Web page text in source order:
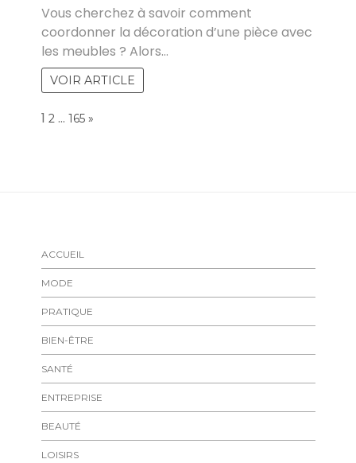
Vous cherchez à savoir comment
coordonner la décoration d’une pièce avec
les meubles ? Alors…
VOIR ARTICLE
Page:
1 2 … 165 NEXT
»
ACCUEIL
MODE
PRATIQUE
BIEN-ÊTRE
SANTÉ
ENTREPRISE
BEAUTÉ
LOISIRS